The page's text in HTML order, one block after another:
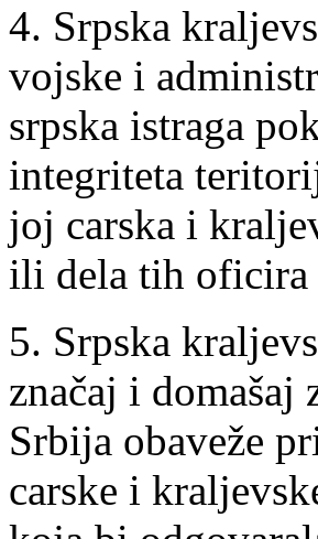
4. Srpska
vojske i
srpska istraga
integriteta
joj carska i
ili dela tih oficira
5. Srpska
značaj i domašaj
Srbija obaveže
carske i